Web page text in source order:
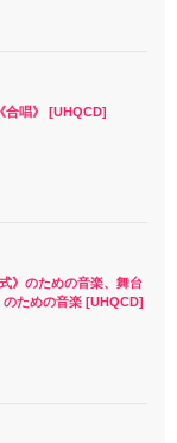
合唱》 [UHQCD]
》のための音楽、舞台
ための音楽 [UHQCD]